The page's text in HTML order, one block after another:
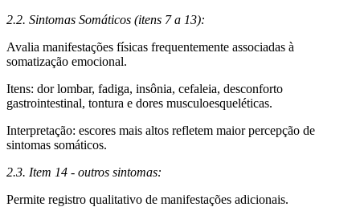
2.2. Sintomas Somáticos (itens 7 a 13):
Avalia manifestações físicas frequentemente associadas à
somatização emocional.
Itens: dor lombar, fadiga, insônia, cefaleia, desconforto
gastrointestinal, tontura e dores musculoesqueléticas.
Interpretação: escores mais altos refletem maior percepção de
sintomas somáticos.
2.3. Item 14 - outros sintomas:
Permite registro qualitativo de manifestações adicionais.